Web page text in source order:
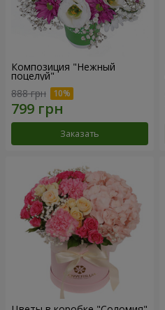
Композиция "Нежный
поцелуй"
888 грн
Заказать